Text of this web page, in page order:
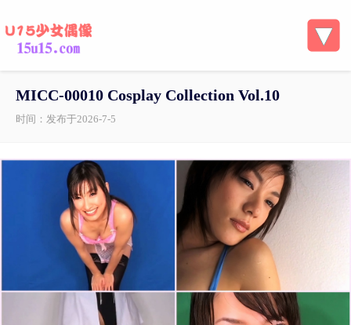
MICC-00010 Cosplay Collection Vol.10
时间：发布于2026-7-5